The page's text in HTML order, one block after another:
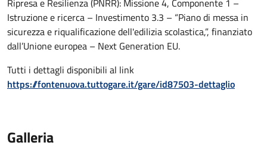
Ripresa e Resilienza (PNRR): Missione 4, Componente 1 –
Istruzione e ricerca – Investimento 3.3 – “Piano di messa in
sicurezza e riqualificazione dell'edilizia scolastica,”, finanziato
dall’Unione europea – Next Generation EU.
Tutti i dettagli disponibili al link
https://fontenuova.tuttogare.it/gare/id87503-dettaglio
Galleria